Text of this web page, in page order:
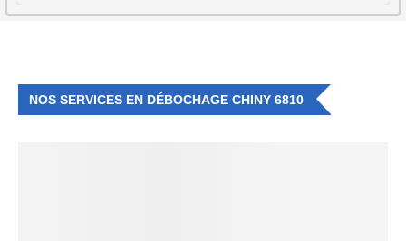
NOS SERVICES EN DÉBOCHAGE CHINY 6810